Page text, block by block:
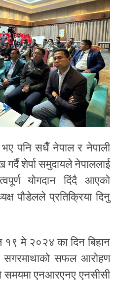
पनि सधैँ नेपाल र नेपाली
शेर्पा समुदायले नेपाललाई
योगदान दिंदै आएको
पौडेलले प्रतिक्रिया दिनु
१९ मे २०२४ का दिन बिहान
सफल आरोहण
समयमा एनआरएनए एनसीसी